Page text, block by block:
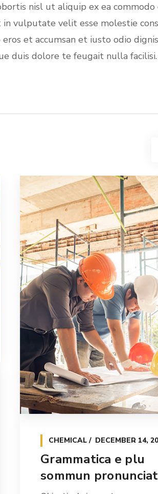
nisl ut aliquip ex ea commodo
vulputate velit esse molestie
et accumsan et iusto odio
duis dolore te feugait nulla facilisi.
CHEMICAL DECEMBER 14,
Grammatica e plu
sommun